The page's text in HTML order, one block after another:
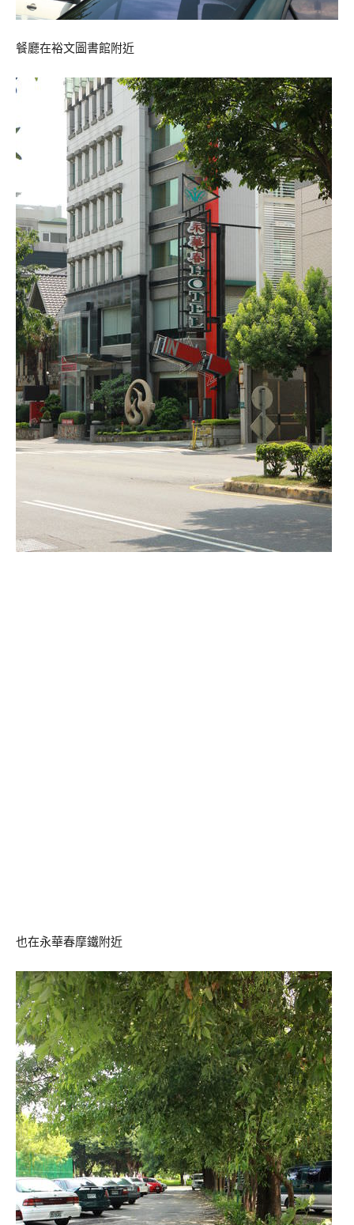
餐廳在裕文圖書館附近
也在永華春摩鐵附近